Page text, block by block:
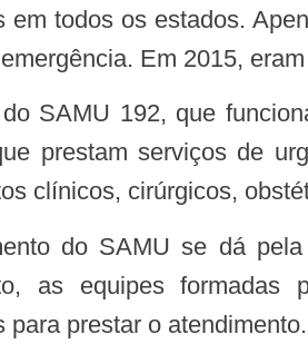
em todos os estados.
Em 2015,
prestam serviços de
clínicos, cirúrgicos,
as equipes formadas
para prestar o atendimento.